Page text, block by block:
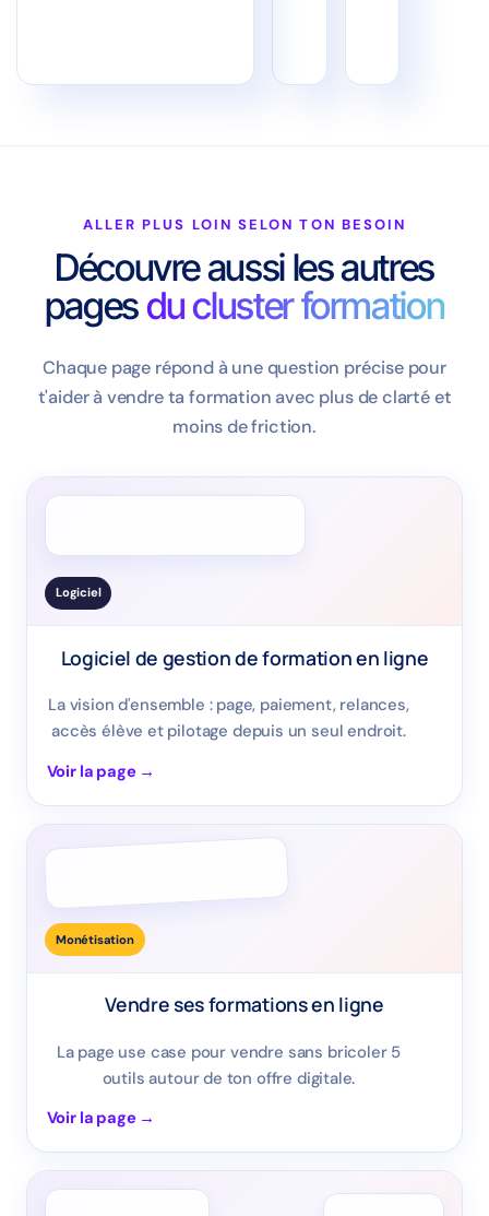
ALLER PLUS LOIN SELON TON BESOIN
Découvre aussi les autres
pagesdu cluster formation
Chaque page répond à une question précise pour
t'aider à vendre ta formation avec plus de clarté et
moins de friction.
Logiciel
Logiciel de gestion de formation en ligne
La vision d'ensemble : page, paiement, relances,
accès élève et pilotage depuis un seul endroit.
Voir la page →
Monétisation
Vendre ses formations en ligne
La page use case pour vendre sans bricoler 5
outils autour de ton offre digitale.
Voir la page →